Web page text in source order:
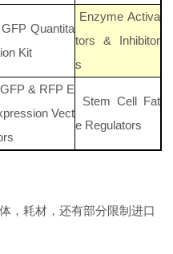
GFP Quantita
Kit
Enzyme Activa
tors & Inhibitor
s
GFP & RFP E
Vect
Stem Cell Fat
e Regulators
，耗材，还有部分限制进口